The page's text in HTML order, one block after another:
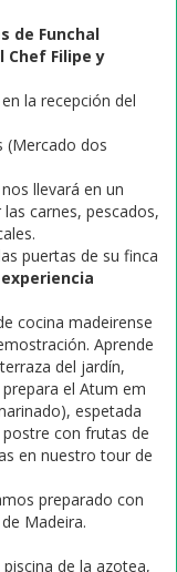
de Funchal
Chef Filipe y
la recepción del
(Mercado dos
llevará en un
carnes, pescados,
puertas de su finca
experiencia
cocina madeirense
Aprende
del jardín,
el Atum em
espetada
con frutas de
en nuestro tour de
preparado con
Madeira.
de la azotea,